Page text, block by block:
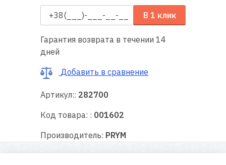
советы
нас
В 1 клик
Гарантия возврата в течении 14
дней
Добавить в сравнение
Артикул:: 282700
Код товара: : 001602
Производитель: PRYM